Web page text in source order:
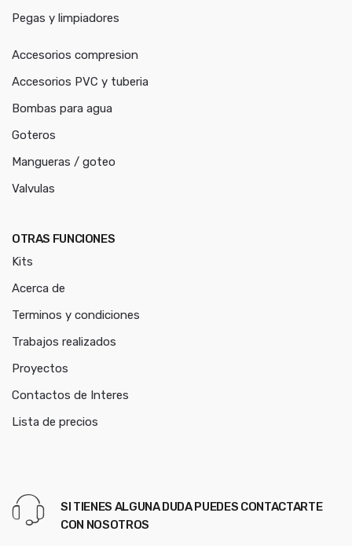
Pegas y limpiadores
Accesorios compresion
Accesorios PVC y tuberia
Bombas para agua
Goteros
Mangueras / goteo
Valvulas
OTRAS FUNCIONES
Kits
Acerca de
Terminos y condiciones
Trabajos realizados
Proyectos
Contactos de Interes
Lista de precios
SI TIENES ALGUNA DUDA PUEDES CONTACTARTE
CON NOSOTROS